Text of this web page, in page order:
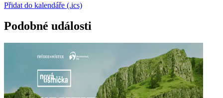
Přidat do kalendáře (.ics)
Podobné události